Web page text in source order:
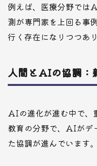
例えば、医療分野では
測が専門家を上回る事
行く存在になりつつあり
人間とAIの協調：
AIの進化が進む中で、
教育の分野で、AIがデ
た協調が進んでいます。